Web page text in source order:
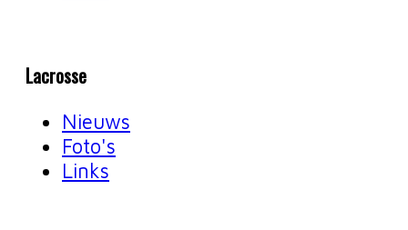
Lacrosse
Nieuws
Foto's
Links